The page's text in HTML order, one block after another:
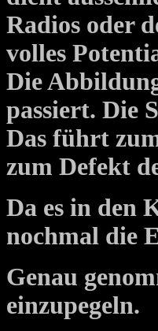
Radios oder
volles
Die
passiert. Die
Das führt
zum Defekt
Da es in den
nochmal die
Genau
einzupegeln.